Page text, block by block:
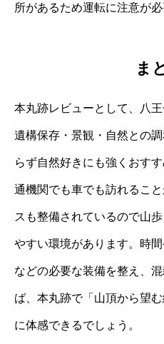
所があるため運転に注意が必
ま
本丸跡レビューとして、八
遺構保存・景観・自然との
らず自然好きにも強くおす
通機関でも車でも訪れるこ
スも整備されているので山
やすい環境があります。時
などの必要な装備を整え、
ば、本丸跡で「山頂から望
に体感できるでしょう。